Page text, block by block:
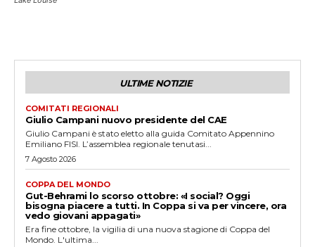
ULTIME NOTIZIE
COMITATI REGIONALI
Giulio Campani nuovo presidente del CAE
Giulio Campani è stato eletto alla guida Comitato Appennino
Emiliano FISI. L’assemblea regionale tenutasi...
7 Agosto 2026
COPPA DEL MONDO
Gut-Behrami lo scorso ottobre: «I social? Oggi
bisogna piacere a tutti. In Coppa si va per vincere, ora
vedo giovani appagati»
Era fine ottobre, la vigilia di una nuova stagione di Coppa del
Mondo. L'ultima...